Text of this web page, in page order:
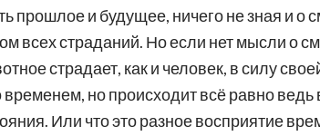
прошлое и будущее, ничего не зная и о
всех страданий. Но если нет мысли о
страдает, как и человек, в силу
но происходит всё равно
Или что это разное восприятие